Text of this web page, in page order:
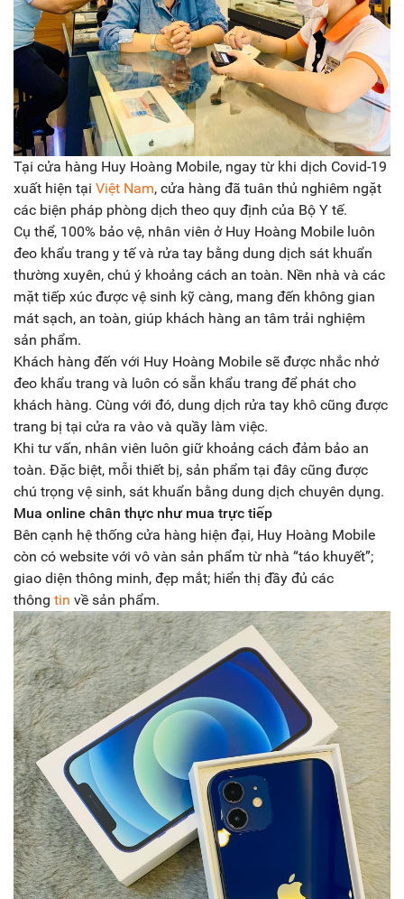
Tại cửa hàng Huy Hoàng Mobile, ngay từ khi dịch Covid-19
xuất hiện tại Việt Nam, cửa hàng đã tuân thủ nghiêm ngặt
các biện pháp phòng dịch theo quy định của Bộ Y tế.
Cụ thể, 100% bảo vệ, nhân viên ở Huy Hoàng Mobile luôn
đeo khẩu trang y tế và rửa tay bằng dung dịch sát khuẩn
thường xuyên, chú ý khoảng cách an toàn. Nền nhà và các
mặt tiếp xúc được vệ sinh kỹ càng, mang đến không gian
mát sạch, an toàn, giúp khách hàng an tâm trải nghiệm
sản phẩm.
Khách hàng đến với Huy Hoàng Mobile sẽ được nhắc nhở
đeo khẩu trang và luôn có sẵn khẩu trang để phát cho
khách hàng. Cùng với đó, dung dịch rửa tay khô cũng được
trang bị tại cửa ra vào và quầy làm việc.
Khi tư vấn, nhân viên luôn giữ khoảng cách đảm bảo an
toàn. Đặc biệt, mỗi thiết bị, sản phẩm tại đây cũng được
chú trọng vệ sinh, sát khuẩn bằng dung dịch chuyên dụng.
Mua online chân thực như mua trực tiếp
Bên cạnh hệ thống cửa hàng hiện đại, Huy Hoàng Mobile
còn có website với vô vàn sản phẩm từ nhà “táo khuyết”;
giao diện thông minh, đẹp mắt; hiển thị đầy đủ các
thông tin về sản phẩm.